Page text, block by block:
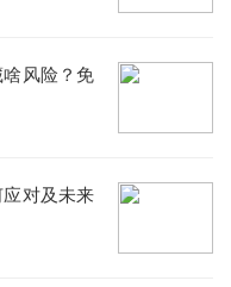
风险？免
对及未来